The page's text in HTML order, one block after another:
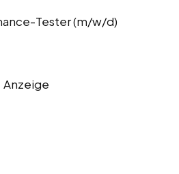
Tester (m/w/d)
Anzeige